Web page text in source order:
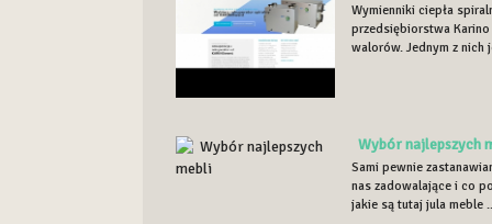
Wymienniki ciepła
przedsiębiorstwa
walorów. Jednym z nich
Wybór najlepszych
Sami pewnie
nas zadowalające i co
jakie są tutaj jula meble